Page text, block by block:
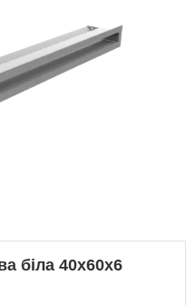
біла 40x60x6